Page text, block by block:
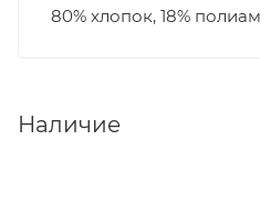
80% хлопок, 18%
Наличие